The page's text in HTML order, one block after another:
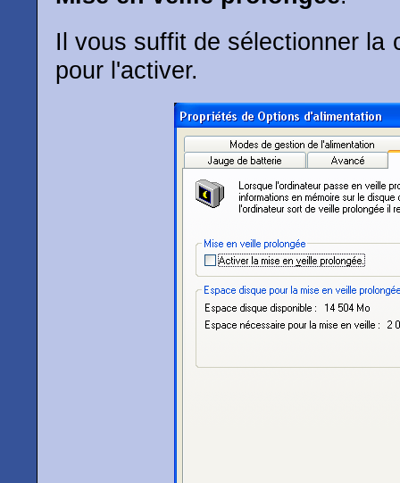
Il vous suffit de sélectionner la
pour l'activer.